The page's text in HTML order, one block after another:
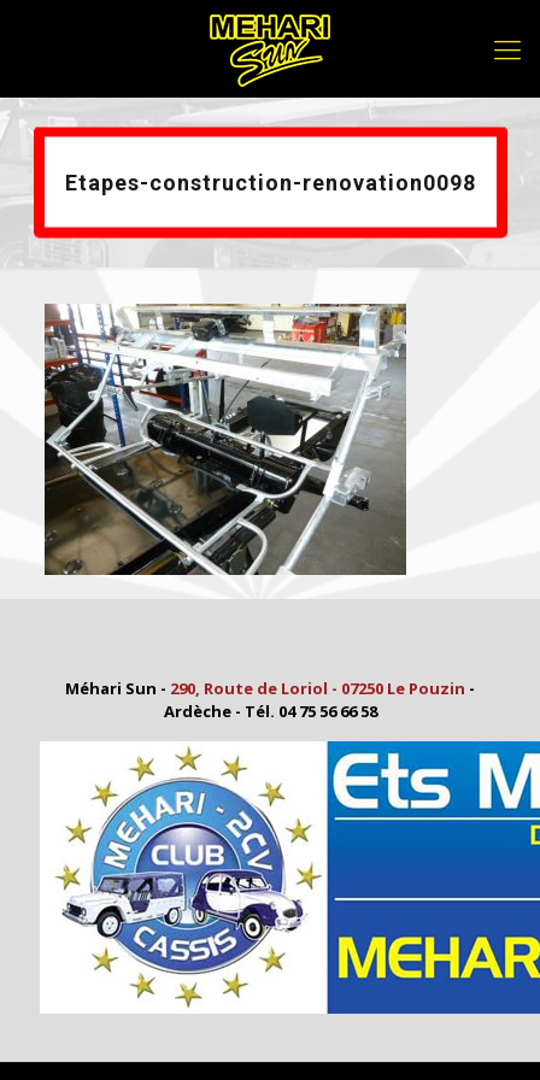
Etapes-construction-renovation0098
Méhari Sun - 290, Route de Loriol - 07250 Le Pouzin -
Ardèche - Tél. 04 75 56 66 58